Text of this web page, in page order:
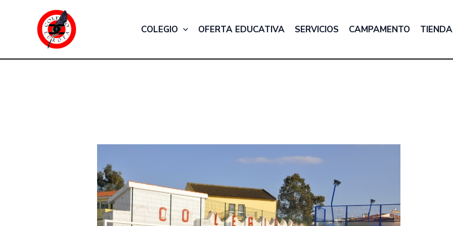
contenido
COLEGIO OFERTA EDUCATIVA SERVICIOS CAMPAMENTO TIENDA